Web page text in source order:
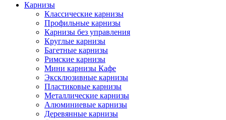
Карнизы
Классические карнизы
Профильные карнизы
Карнизы без управления
Круглые карнизы
Багетные карнизы
Римские карнизы
Мини карнизы Кафе
Эксклюзивные карнизы
Пластиковые карнизы
Металлические карнизы
Алюминиевые карнизы
Деревянные карнизы